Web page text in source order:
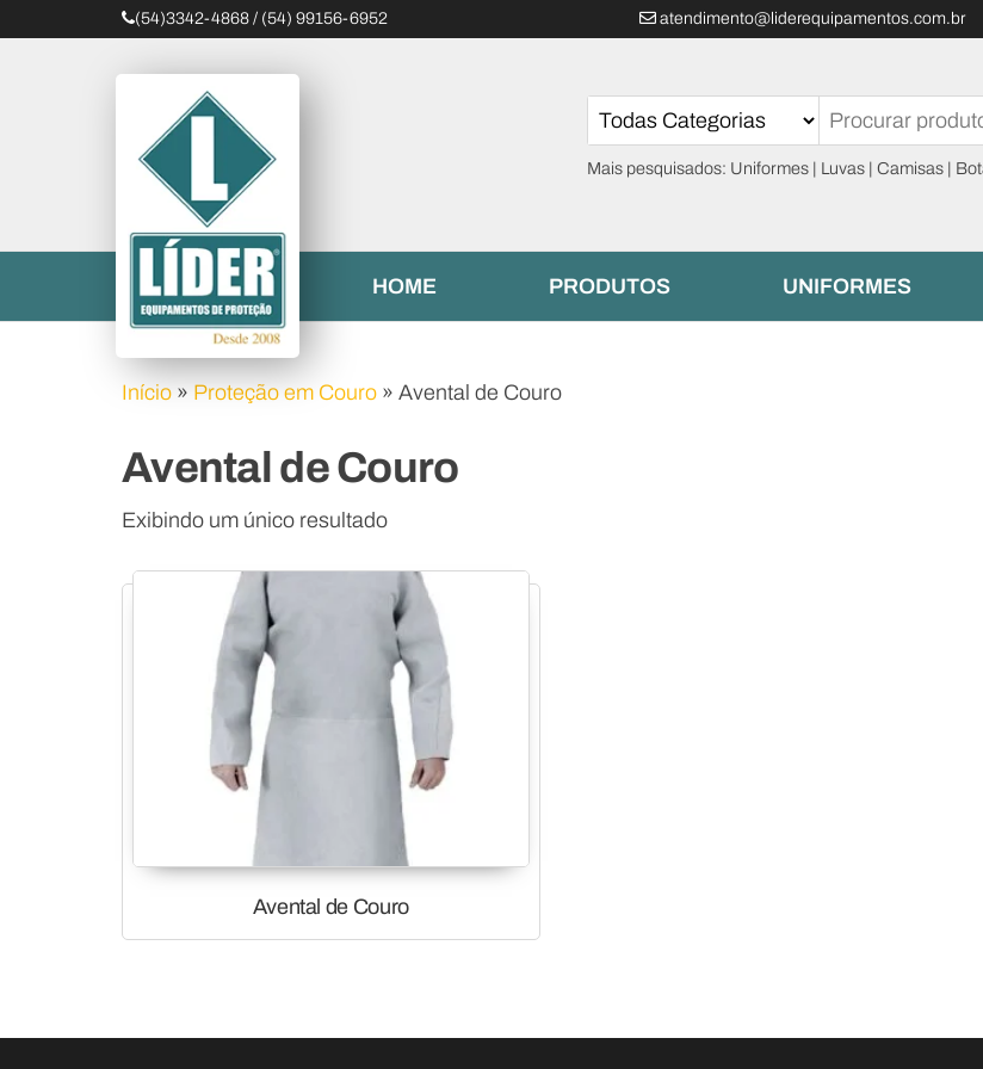
(54)3342-4868 / (54) 99156-6952 atendimento@liderequipamentos.com.br
Líder
Mais pesquisados: Uniformes | Luvas | Camisas |
HOME PRODUTOS UNIFORMES
Início » Proteção em Couro » Avental de Couro
Avental de Couro
Exibindo um único resultado
Avental de Couro